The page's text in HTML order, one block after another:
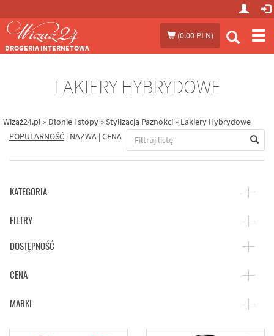
(0.00 PLN)
DROGERIA INTERNETOWA
LAKIERY HYBRYDOWE
Wizaż24.pl » Dłonie i stopy »Stylizacja Paznokci » Lakiery Hybrydowe
POPULARNOŚĆ | NAZWA | CENA
KATEGORIA
FILTRY
DOSTĘPNOŚĆ
CENA
MARKI